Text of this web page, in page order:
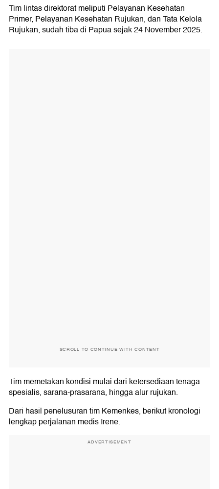
Tim lintas direktorat meliputi Pelayanan Kesehatan
Primer, Pelayanan Kesehatan Rujukan, dan Tata Kelola
Rujukan, sudah tiba di Papua sejak 24 November 2025.
SCROLL TO CONTINUE WITH CONTENT
Tim memetakan kondisi mulai dari ketersediaan tenaga
spesialis, sarana-prasarana, hingga alur rujukan.
Dari hasil penelusuran tim Kemenkes, berikut kronologi
lengkap perjalanan medis Irene.
ADVERTISEMENT